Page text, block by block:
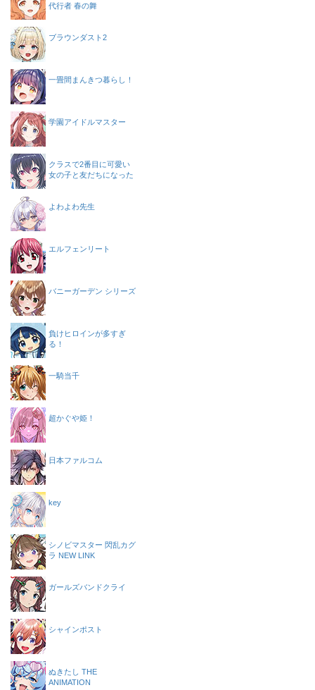
代行者 春の舞
ブラウンダスト2
一畳間まんきつ暮らし！
学園アイドルマスター
クラスで2番目に可愛い
女の子と友だちになった
よわよわ先生
エルフェンリート
バニーガーデン シリーズ
負けヒロインが多すぎ
る！
一騎当千
超かぐや姫！
日本ファルコム
key
シノビマスター 閃乱カグ
ラ NEW LINK
ガールズバンドクライ
シャインポスト
ぬきたし THE
ANIMATION